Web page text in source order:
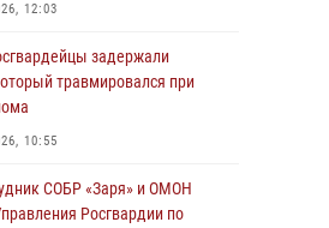
12:03
задержали
травмировался при
10:55
СОБР «Заря» и ОМОН
Росгвардии по